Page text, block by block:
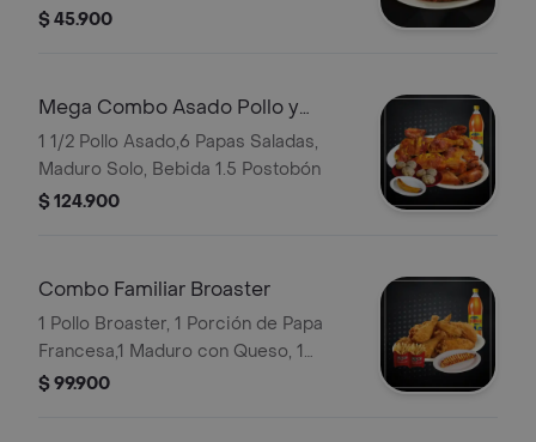
$ 45.900
Mega Combo Asado Pollo y
Medio
1 1/2 Pollo Asado,6 Papas Saladas,
Maduro Solo, Bebida 1.5 Postobón
$ 124.900
Combo Familiar Broaster
1 Pollo Broaster, 1 Porción de Papa
Francesa,1 Maduro con Queso, 1
Bebida 1.5 Postobón
$ 99.900